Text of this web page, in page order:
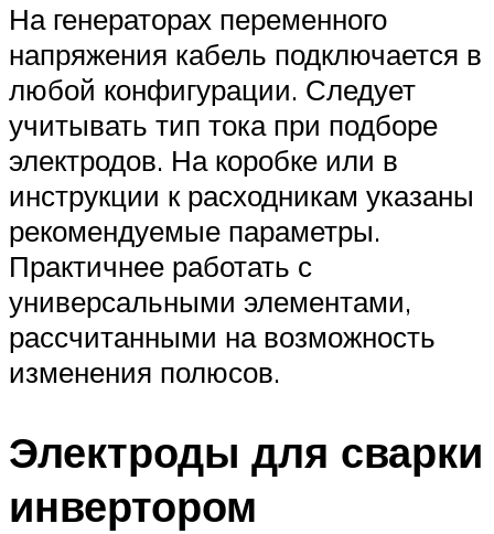
На генераторах переменного
напряжения кабель подключается в
любой конфигурации. Следует
учитывать тип тока при подборе
электродов. На коробке или в
инструкции к расходникам указаны
рекомендуемые параметры.
Практичнее работать с
универсальными элементами,
рассчитанными на возможность
изменения полюсов.
Электроды для сварки
инвертором